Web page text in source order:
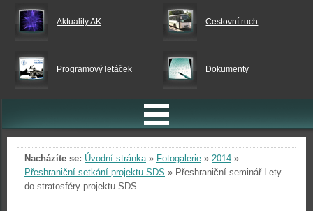
Aktuality AK Cestovní ruch
Programový letáček Dokumenty
Nacházíte se: Úvodní stránka» Fotogalerie » 2014 »
Přeshraniční setkání projektu SDS » Přeshraniční seminář Lety
do stratosféry projektu SDS